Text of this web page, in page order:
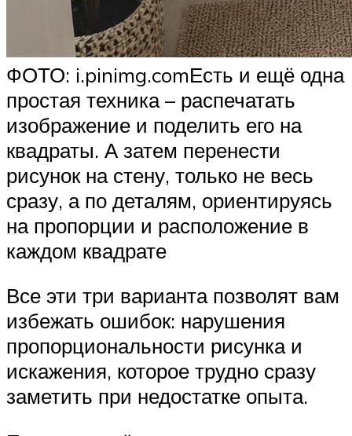
ФОТО: i.pinimg.comЕсть и ещё одна
простая техника – распечатать
изображение и поделить его на
квадраты. А затем перенести
рисунок на стену, только не весь
сразу, а по деталям, ориентируясь
на пропорции и расположение в
каждом квадрате
Все эти три варианта позволят вам
избежать ошибок: нарушения
пропорциональности рисунка и
искажения, которое трудно сразу
заметить при недостатке опыта.